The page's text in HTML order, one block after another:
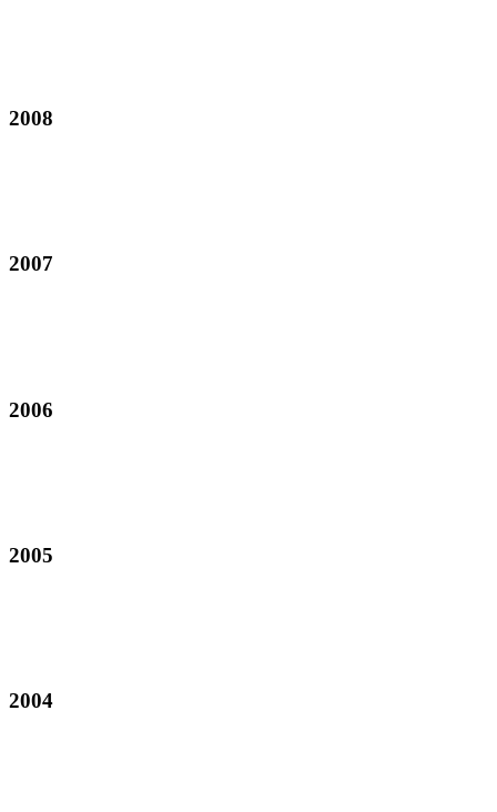
2008
2007
2006
2005
2004